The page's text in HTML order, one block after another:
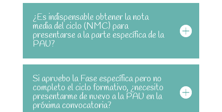
¿Es indispensable obtener la nota
media del ciclo (NMC) para
presentarse a la parte específica de la
PAU?
Si apruebo la Fase específica pero no
completo el ciclo formativo, ¿necesito
presentarme de nuevo a la PAU en la
próxima convocatoria?